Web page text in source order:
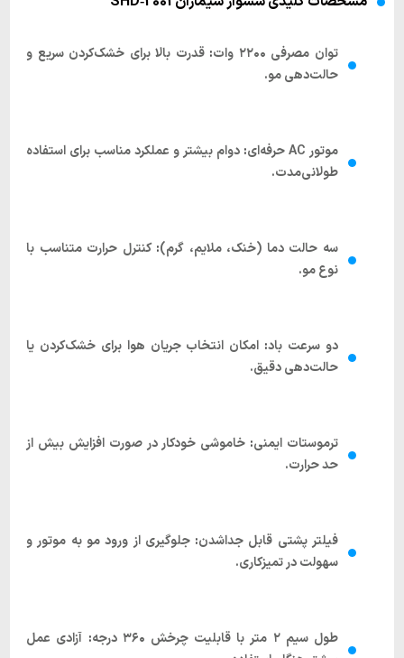
توان مصرفی ۲۲۰۰ وات : قدرت بالا برای خشک‌کردن سریع و
حالت‌دهی مو.
موتور AC حرفه‌ای : دوام بیشتر و عملکرد مناسب برای استفاده
طولانی‌مدت.
سه حالت دما (خنک، ملایم، گرم): کنترل حرارت متناسب با
نوع مو.
دو سرعت باد: امکان انتخاب جریان هوا برای خشک‌کردن یا
حالت‌دهی دقیق.
ترموستات ایمنی: خاموشی خودکار در صورت افزایش بیش از
حد حرارت.
فیلتر پشتی قابل جداشدن: جلوگیری از ورود مو به موتور و
سهولت در تمیزکاری.
طول سیم ۲ متر با قابلیت چرخش ۳۶۰ درجه : آزادی عمل